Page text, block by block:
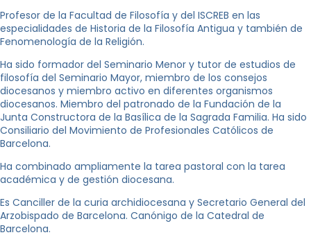
Profesor de la Facultad de Filosofía y del ISCREB en las
especialidades de Historia de la Filosofía Antigua y también de
Fenomenología de la Religión.
Ha sido formador del Seminario Menor y tutor de estudios de
filosofía del Seminario Mayor, miembro de los consejos
diocesanos y miembro activo en diferentes organismos
diocesanos. Miembro del patronado de la Fundación de la
Junta Constructora de la Basílica de la Sagrada Familia. Ha sido
Consiliario del Movimiento de Profesionales Católicos de
Barcelona.
Ha combinado ampliamente la tarea pastoral con la tarea
académica y de gestión diocesana.
Es Canciller de la curia archidiocesana y Secretario General del
Arzobispado de Barcelona. Canónigo de la Catedral de
Barcelona.